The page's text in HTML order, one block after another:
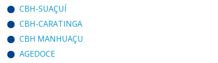
CBH-SUAÇUÍ
CBH-CARATINGA
CBH MANHUAÇU
AGEDOCE